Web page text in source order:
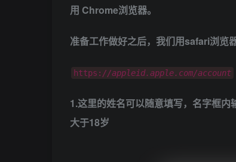
用 Chrome浏览器。
准备工作做好之后，我们用safari浏览
https: //appleid.apple.com/account
1.这里的姓名可以随意填写，名字框
大于18岁